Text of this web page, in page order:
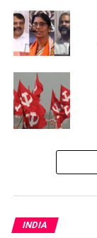
INDIA